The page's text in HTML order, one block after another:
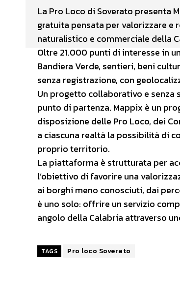
La Pro Loco di Soverato
gratuita pensata per valorizzare
naturalistico e commerciale della
Oltre 21.000 punti di interesse in
Bandiera Verde, sentieri, beni
senza registrazione, con
Un progetto collaborativo e
punto di partenza. Mappix è un
disposizione delle Pro Loco, dei
a ciascuna realtà la possibilità di
proprio territorio.
La piattaforma è strutturata per
l’obiettivo di favorire una
ai borghi meno conosciuti, dai
è uno solo: offrire un servizio
angolo della Calabria attraverso
TAGS Pro loco Soverato